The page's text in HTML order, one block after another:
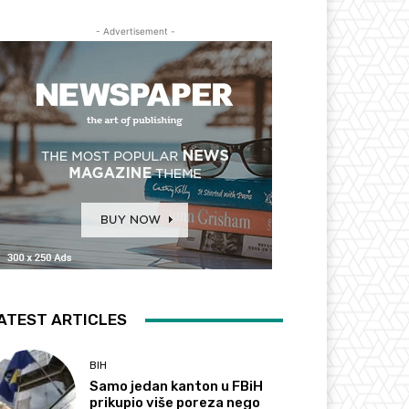
- Advertisement -
ARTICLES
BIH
Samo jedan kanton u FBiH
prikupio više poreza nego